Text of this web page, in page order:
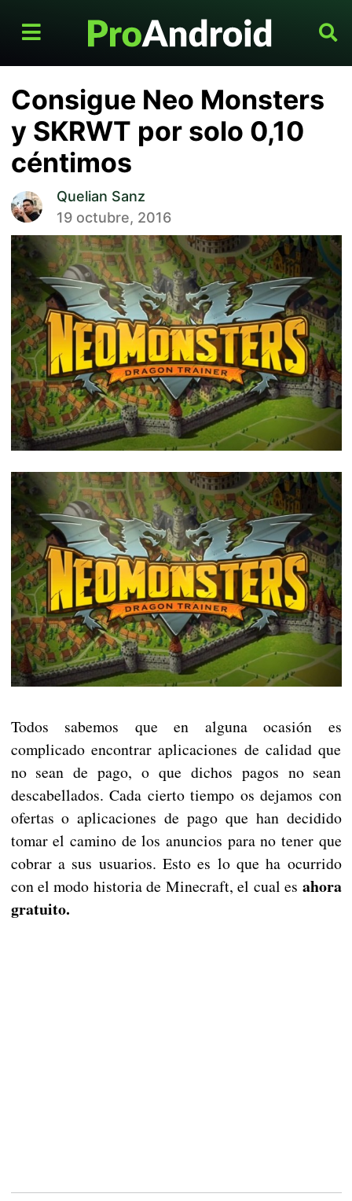
Consigue Neo Monsters
y SKRWT por solo 0,10
céntimos
Quelian Sanz
19 octubre, 2016
Todos sabemos que en alguna ocasión es
complicado encontrar aplicaciones de calidad que
no sean de pago, o que dichos pagos no sean
descabellados. Cada cierto tiempo os dejamos con
ofertas o aplicaciones de pago que han decidido
tomar el camino de los anuncios para no tener que
cobrar a sus usuarios. Esto es lo que ha ocurrido
con el modo historia de Minecraft, el cual es ahora
gratuito.